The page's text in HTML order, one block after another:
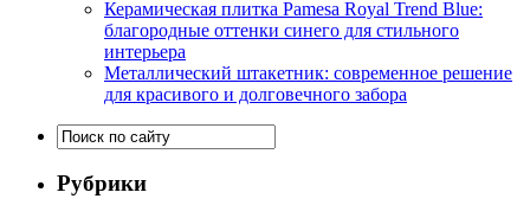
Керамическая плитка Pamesa Royal Trend Blue:
благородные оттенки синего для стильного
интерьера
Металлический штакетник: современное решение
для красивого и долговечного забора
Рубрики